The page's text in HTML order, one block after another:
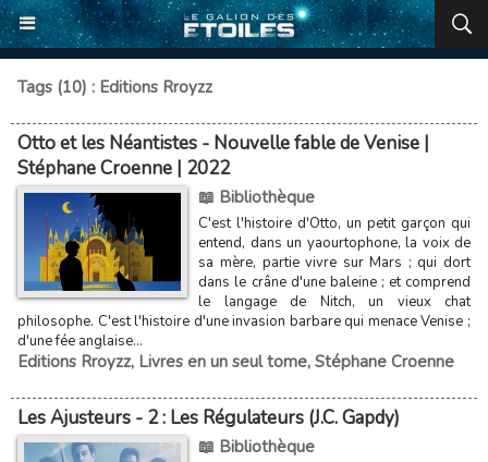
Tags (10) : Editions Rroyzz
Otto et les Néantistes - Nouvelle fable de Venise |
Stéphane Croenne | 2022
📖 Bibliothèque
C'est l'histoire d'Otto, un petit garçon qui
entend, dans un yaourtophone, la voix de
sa mère, partie vivre sur Mars ; qui dort
dans le crâne d'une baleine ; et comprend
le langage de Nitch, un vieux chat
philosophe. C'est l'histoire d'une invasion barbare qui menace Venise ;
d'une fée anglaise...
Editions Rroyzz, Livres en un seul tome, Stéphane Croenne
Les Ajusteurs - 2 : Les Régulateurs (J.C. Gapdy)
📖 Bibliothèque